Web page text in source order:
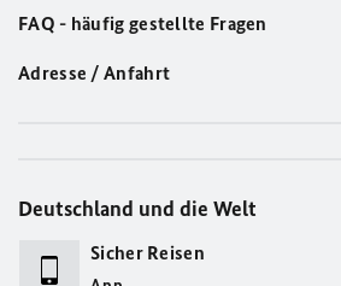
FAQ - häufig gestellte Fragen
Adresse / Anfahrt
Deutschland und die Welt
Sicher Reisen